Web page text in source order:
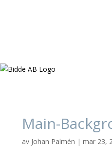
Main-
av Johan Palmén | mar 23,